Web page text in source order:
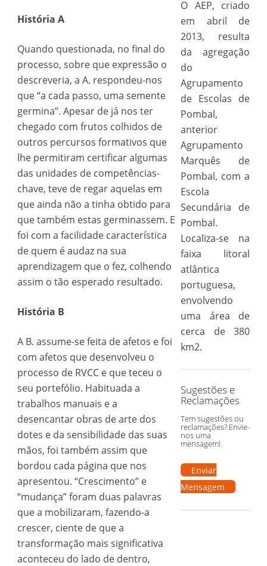
História A
Quando questionada, no final do
processo, sobre que expressão o
descreveria, a A. respondeu-nos
que “a cada passo, uma semente
germina”. Apesar de já nos ter
chegado com frutos colhidos de
outros percursos formativos que
lhe permitiram certificar algumas
das unidades de competências-
chave, teve de regar aquelas em
que ainda não a tinha obtido para
que também estas germinassem. E
foi com a facilidade característica
de quem é audaz na sua
aprendizagem que o fez, colhendo
assim o tão esperado resultado.
História B
A B. assume-se feita de afetos e foi
com afetos que desenvolveu o
processo de RVCC e que teceu o
seu portefólio. Habituada a
trabalhos manuais e a
desencantar obras de arte dos
dotes e da sensibilidade das suas
mãos, foi também assim que
bordou cada página que nos
apresentou. “Crescimento” e
“mudança” foram duas palavras
que a mobilizaram, fazendo-a
crescer, ciente de que a
transformação mais significativa
aconteceu do lado de dentro,
O AEP, criado
em abril de
2013, resulta
da agregação
do
Agrupamento
de Escolas de
Pombal,
anterior
Agrupamento
Marquês de
Pombal, com a
Escola
Secundária de
Pombal.
Localiza-se na
faixa litoral
atlântica
portuguesa,
envolvendo
uma área de
cerca de 380
km2.
Sugestões e
Reclamações
Tem sugestões ou
reclamações? Envie-
nos uma
mensagem!
Enviar
Mensagem